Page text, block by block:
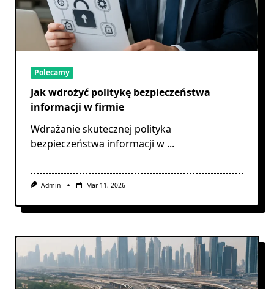
Polecamy
Jak wdrożyć politykę bezpieczeństwa
informacji w firmie
Wdrażanie skutecznej polityka
bezpieczeństwa informacji w ...
Admin Mar 11, 2026